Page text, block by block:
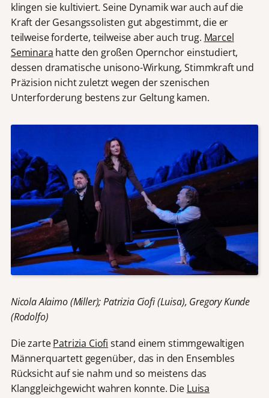
klingen sie kultiviert. Seine Dynamik war auch auf die
Kraft der Gesangssolisten gut abgestimmt, die er
teilweise forderte, teilweise aber auch trug. Marcel
Seminara hatte den großen Opernchor einstudiert,
dessen dramatische unisono-Wirkung, Stimmkraft und
Präzision nicht zuletzt wegen der szenischen
Unterforderung bestens zur Geltung kamen.
Nicola Alaimo (Miller); Patrizia Ciofi (Luisa), Gregory Kunde
(Rodolfo)
Die zartePatrizia Ciofi stand einem stimmgewaltigen
Männerquartett gegenüber, das in den Ensembles
Rücksicht auf sie nahm und so meistens das
Klanggleichgewicht wahren konnte. Die Luisa